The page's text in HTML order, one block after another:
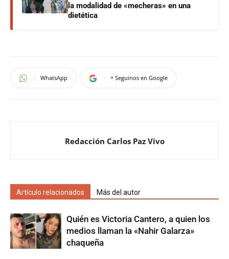
la modalidad de «mecheras» en una
dietética
WhatsApp + Seguinos en Google
Redacción Carlos Paz Vivo
Artículo relacionados Más del autor
Quién es Victoria Cantero, a quien los
medios llaman la «Nahir Galarza»
chaqueña